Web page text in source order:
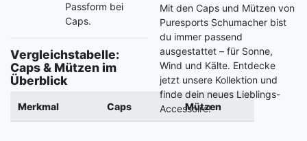
Passform bei
Caps.
Vergleichstabelle:
Caps & Mützen im
Überblick
Merkmal Caps Mützen
Mit den Caps und Mützen von
Puresports Schumacher bist
du immer passend
ausgestattet – für Sonne,
Wind und Kälte. Entdecke
jetzt unsere Kollektion und
finde dein neues Lieblings-
Accessoire!